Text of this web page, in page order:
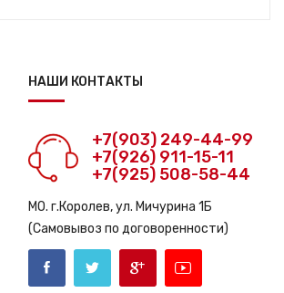
НАШИ КОНТАКТЫ
+7(903) 249-44-99
+7(926) 911-15-11
+7(925) 508-58-44
МО. г.Королев, ул. Мичурина 1Б
(Самовывоз по договоренности)